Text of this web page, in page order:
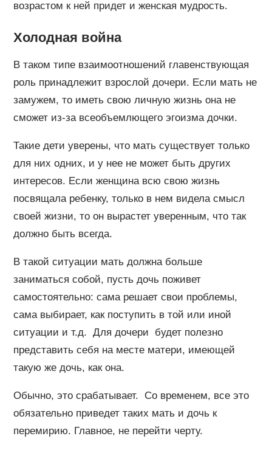
возрастом к ней придет и женская мудрость.
Холодная война
В таком типе взаимоотношений главенствующая
роль принадлежит взрослой дочери. Если мать не
замужем, то иметь свою личную жизнь она не
сможет из-за всеобъемлющего эгоизма дочки.
Такие дети уверены, что мать существует только
для них одних, и у нее не может быть других
интересов. Если женщина всю свою жизнь
посвящала ребенку, только в нем видела смысл
своей жизни, то он вырастет уверенным, что так
должно быть всегда.
В такой ситуации мать должна больше
заниматься собой, пусть дочь поживет
самостоятельно: сама решает свои проблемы,
сама выбирает, как поступить в той или иной
ситуации и т.д. Для дочери будет полезно
представить себя на месте матери, имеющей
такую же дочь, как она.
Обычно, это срабатывает. Со временем, все это
обязательно приведет таких мать и дочь к
перемирию. Главное, не перейти черту.